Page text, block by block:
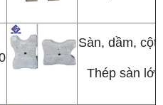
Sàn, dầm,
Thép sàn